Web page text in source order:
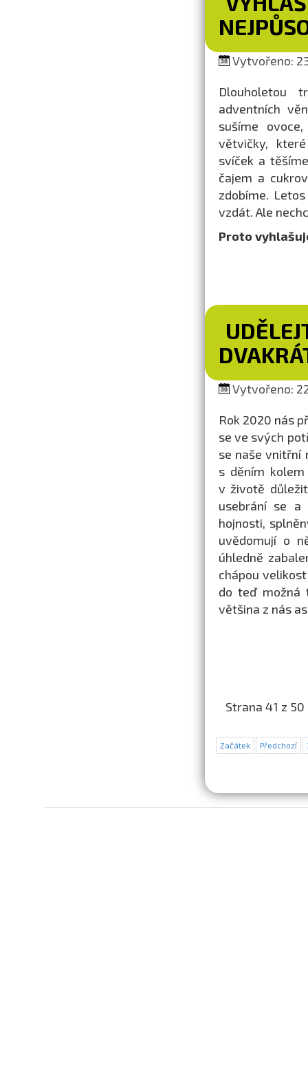
Vytvořeno:
Dlouholetou
adventních
sušíme
větvičky,
svíček a
čajem a
zdobíme.
vzdát. Ale
Proto
Vytvořeno:
Rok 2020 nás
se ve svých
se naše vnitřní
s děním
v životě
usebrání se a
hojnosti,
uvědomují o
úhledně
chápou
do teď možná
většina z nás
Strana 41 z 50
Začátek Předchozí